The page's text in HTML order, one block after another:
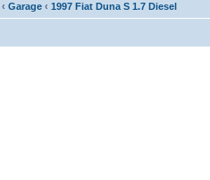
‹ Garage ‹ 1997 Fiat Duna S 1.7 Diesel